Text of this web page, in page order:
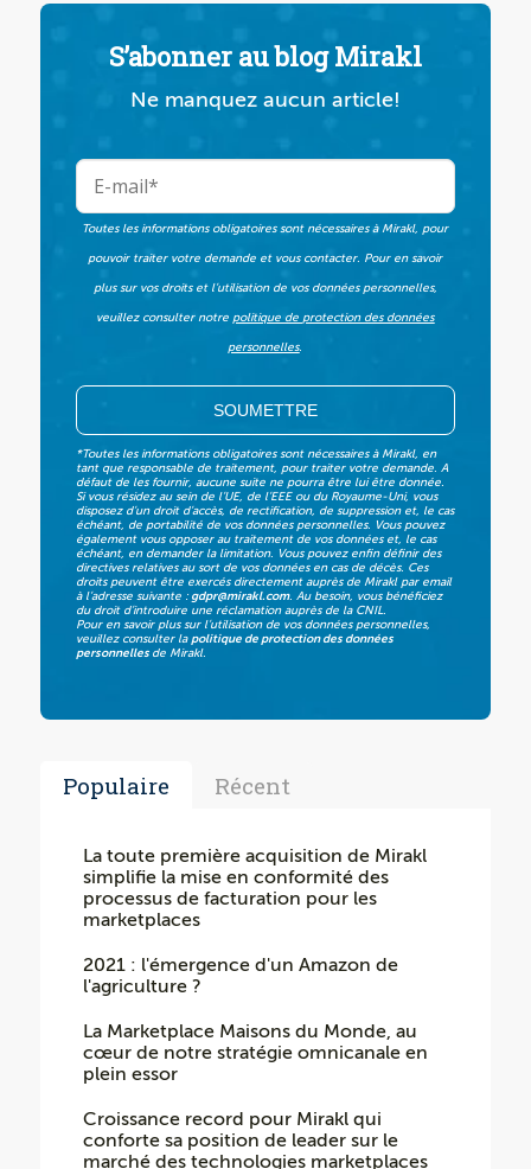
S’abonner au blog Mirakl
Ne manquez aucun article!
Toutes les informations obligatoires sont nécessaires à Mirakl, pour
pouvoir traiter votre demande et vous contacter. Pour en savoir
plus sur vos droits et l’utilisation de vos données personnelles,
veuillez consulter notre politique de protection des données
personnelles.
*Toutes les informations obligatoires sont nécessaires à Mirakl, en
tant que responsable de traitement, pour traiter votre demande. A
défaut de les fournir, aucune suite ne pourra être lui être donnée.
Si vous résidez au sein de l’UE, de l’EEE ou du Royaume-Uni, vous
disposez d’un droit d’accès, de rectification, de suppression et, le cas
échéant, de portabilité de vos données personnelles. Vous pouvez
également vous opposer au traitement de vos données et, le cas
échéant, en demander la limitation. Vous pouvez enfin définir des
directives relatives au sort de vos données en cas de décès. Ces
droits peuvent être exercés directement auprès de Mirakl par email
à l’adresse suivante : gdpr@mirakl.com. Au besoin, vous bénéficiez
du droit d’introduire une réclamation auprès de la CNIL.
Pour en savoir plus sur l’utilisation de vos données personnelles,
veuillez consulter la politique de protection des données
personnelles de Mirakl.
Populaire Récent
La toute première acquisition de Mirakl
simplifie la mise en conformité des
processus de facturation pour les
marketplaces
2021 : l'émergence d'un Amazon de
l'agriculture ?
La Marketplace Maisons du Monde, au
cœur de notre stratégie omnicanale en
plein essor
Croissance record pour Mirakl qui
conforte sa position de leader sur le
marché des technologies marketplaces